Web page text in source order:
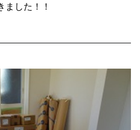
ました！！